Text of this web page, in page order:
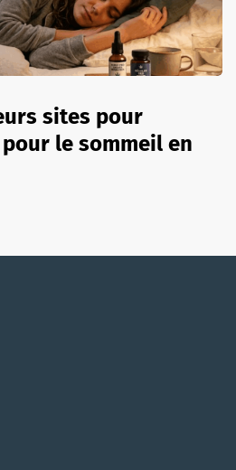
sites pour
le sommeil en